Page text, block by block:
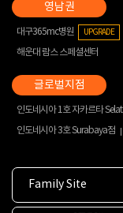
대구365mc병원 UPGRADE
해운대 람스 스페셜센터
인도네시아 1호 자카르타
인도네시아 3호 Surabaya점
Family Site